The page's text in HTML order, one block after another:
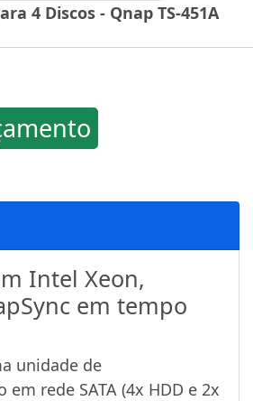
4 Discos - Qnap TS-451A
Intel Xeon,
em tempo
unidade de
em rede SATA (4x HDD e 2x